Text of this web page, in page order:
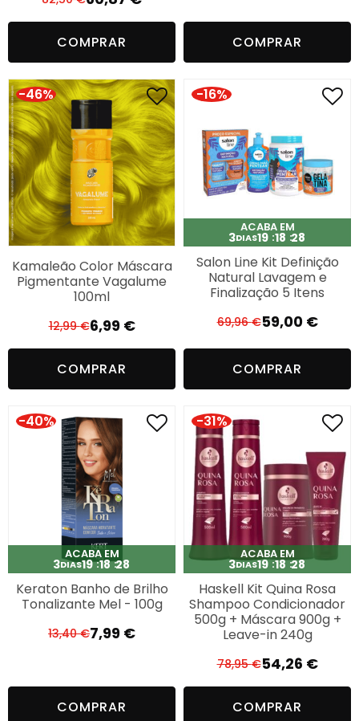
O
preço
original
era:
82,50 €.
O
preço
atual
é:
60,87 €.
COMPRAR
original
atual
COMPRAR
-46%
Kamaleão Color Máscara
Pigmentante Vagalume
100ml
12,99€O
preço
original
era:
6,99 €
O
preço
atual
é:
COMPRAR
-16%
ACABA EM
3DIAS19 18 27
Salon Line Kit Definição
Natural Lavagem e
Finalização 5 Itens
69,96€ O
preço
original
era:
59,00 €
O
preço
atual
é:
COMPRAR
-40%
ACABA EM
3DIAS19 18 27
Keraton Banho de Brilho
Tonalizante Mel - 100g
13,40€O
era:
7,99 €
O
é:
COMPRAR
-31%
ACABA EM
3DIAS19 18 27
Haskell Kit Quina Rosa
Shampoo Condicionador
500g + Máscara 900g +
Leave-in 240g
78,95€ O
preço
original
54,26 €
O
preço
atual
COMPRAR